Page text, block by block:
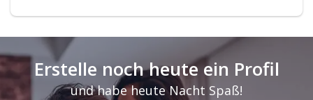
Erstelle noch heute ein Profil
und habe heute Nacht Spaß!